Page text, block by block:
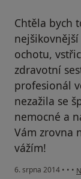
Chtěla bych
ochotu,
zdravotní
profesionál
nezažila se
nemocné a
Vám zrovna
vážím!
6. srpna 2014 • • •